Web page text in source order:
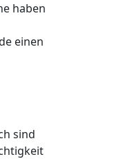
haben
einen
sind